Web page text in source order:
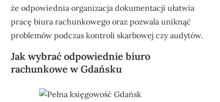
że odpowiednia organizacja dokumentacji ułatwia
pracę biura rachunkowego oraz pozwala uniknąć
problemów podczas kontroli skarbowej czy audytów.
Jak wybrać odpowiednie biuro
rachunkowe w Gdańsku